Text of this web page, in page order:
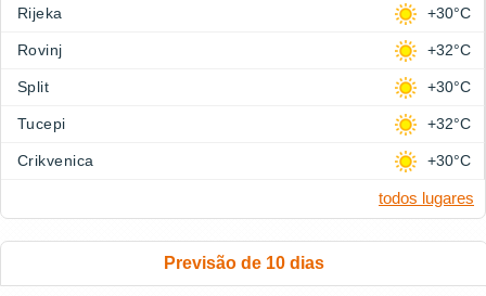
Rijeka +30°C
Rovinj +32°C
Split +30°C
Tucepi +32°C
Crikvenica +30°C
todos lugares
Previsão de 10 dias